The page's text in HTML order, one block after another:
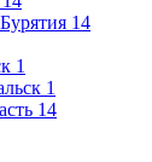
14
1
1
14